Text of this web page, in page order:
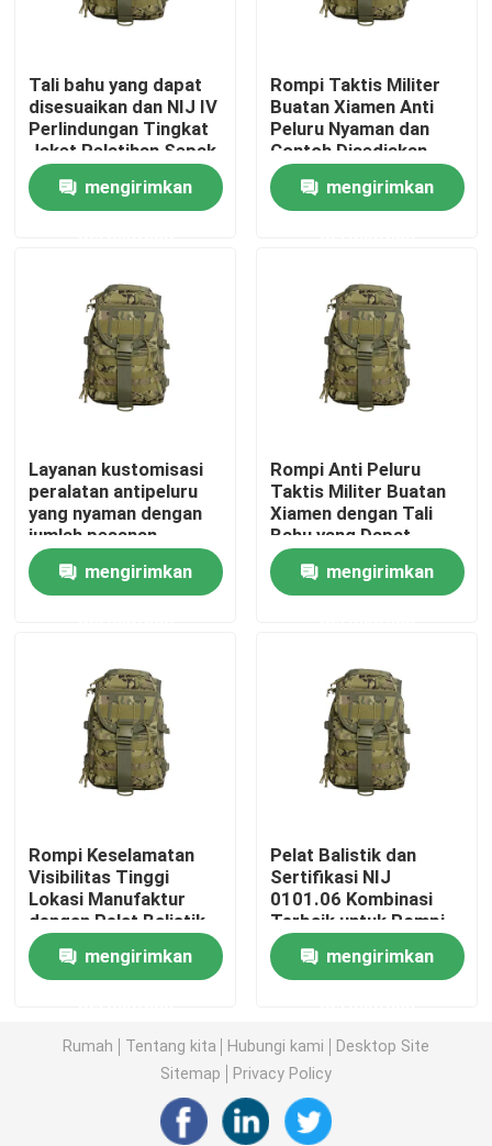
Rumah
Produk
Tentang Kami
Tur Pabrik
Kontrol Kualitas
Berita
Pakaian Taktis Militer
Rompi anti peluru taktis militer
Tali bahu yang dapat
disesuaikan dan NIJ IV
Perlindungan Tingkat
Jaket Pelatihan Sepak
Bola untuk Kinerja
Ultimatemengirimkan
Rompi Taktis Militer
Buatan Xiamen Anti
Peluru Nyaman dan
Contoh Disediakan
mengirimkan
Layanan kustomisasi
peralatan antipeluru
yang nyaman dengan
jumlah pesanan
minimum 1000 pcs
mengirimkan
Rompi Anti Peluru
Taktis Militer Buatan
Xiamen dengan Tali
Bahu yang Dapat
Disesuaikan dan
Sertifikasi NIJ
0101.06
mengirimkan
Rompi Keselamatan
Visibilitas Tinggi
Lokasi Manufaktur
dengan Pelat Balistik
Termasuk
mengirimkan
Pelat Balistik dan
Sertifikasi NIJ
0101.06 Kombinasi
Terbaik untuk Rompi
Anti Peluru Taktis
Militer Kamimengirimkan
Rumah Tentang kita Hubungi kami
Desktop Site
Sitemap
Privacy Policy